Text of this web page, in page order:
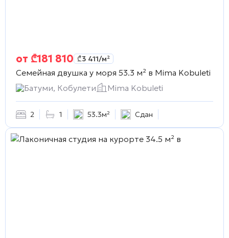
от ₾181 810 ₾3 411/м²
Семейная двушка у моря 53.3 м² в Mima Kobuleti
Батуми, Кобулети
Mima Kobuleti
2 1 53.3м² Сдан